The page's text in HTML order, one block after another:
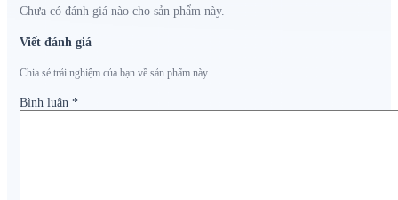
Chưa có đánh giá nào cho sản phẩm này.
Viết đánh giá
Chia sẻ trải nghiệm của bạn về sản phẩm này.
Bình luận *